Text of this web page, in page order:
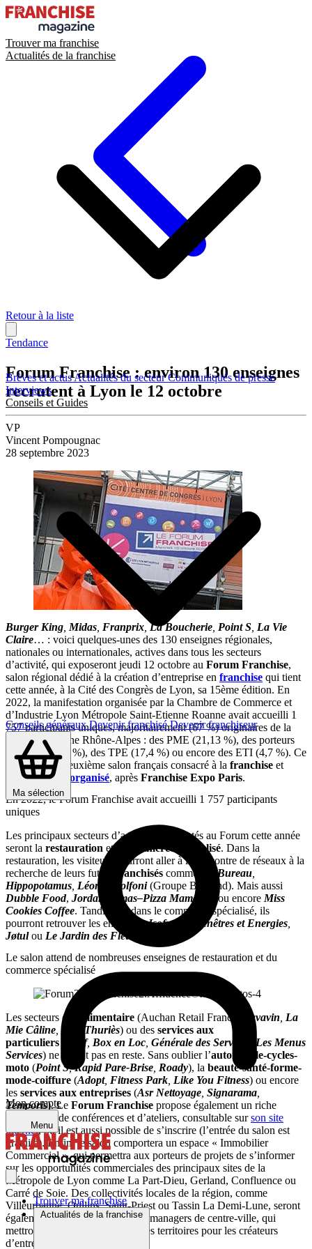
Trouver ma franchise
Actualités de la franchise
Brèves et actusActualités du secteurCommuniqués de presse
Interviews
Conseils et Guides
Conseils générauxDevenir franchiséDevenir franchiseur
Ma sélection
Mon compte
Menu
Trouver ma franchise
Actualités de la franchise
Retour à la liste
Tendance
Forum Franchise : environ 130 enseignes
recrutent à Lyon le 12 octobre
VP
Vincent Pompougnac
28 septembre 2023
Burger King Midas Franprix La Boucherie Point S La Vie
Claire… : voici quelques-unes des 130 enseignes régionales,
nationales ou internationales, actives dans tous les secteurs
d’activité, qui exposeront jeudi 12 octobre au Forum Franchise,
salon régional dédié à la création d’entreprise en franchise qui tient
cette année, à la Cité des Congrès de Lyon, sa 15ème édition. En
2022, la manifestation organisée par la Chambre de Commerce et
d’Industrie Lyon Métropole Saint-Etienne Roanne avait accueilli 1
757 participants uniques, majoritairement (67 %) originaires de la
région Auvergne Rhône-Alpes : des PME (21,13 %), des porteurs
de projet (17,3 %), des TPE (17,4 %) ou encore des ETI (4,7 %). Ce
qui en fait le deuxième salon français consacré à la franchise et
commerce organisé, après Franchise Expo Paris.
En 2022, le Forum Franchise avait accueilli 1 757 participants
uniques
Les principaux secteurs d’activité représentés au Forum cette année
seront la restauration et le commerce spécialisé. Dans la
restauration, les visiteurs pourront aller à la rencontre de réseaux à la
recherche de leurs futurs
franchisés comme Au Bureau
Hippopotamus Léon Volfoni(Groupe Bertrand). Mais aussi
Dubble Food, Jordan Tomas–Pizza Mamamia ou encore Miss
Cookies Coffee. Tandis que dans le commerce spécialisé, ils
pourront retrouver les enseignesIsofrance Fenêtres et Energies
Jøtul ou Le Jardin des Fleurs
Le salon attend de nombreuses enseignes de restauration et du
commerce spécialisé
Les secteurs de l’alimentaire (Auchan Retail France, Cavavin La
Mie Câline Yves Thuriès) ou des services aux
particuliers
Apef, Box en Loc Générale des Services
Les Menus
Services) ne seront pas en reste. Sans oublier l’automobile-cycles-
moto (Point S,Rapid Pare-Brise Roady), la beauté-santé-forme-
mode-coiffure (Adopt, Fitness Park Like You Fitness) ou encore
les services aux entreprises (Asr Nettoyage Signarama
Temporis). Le Forum Franchise propose également un riche
programme de conférences et d’ateliers, consultable surson site
internet, où il est aussi possible de s’inscrire (l’entrée du salon est
gratuite). Enfin, le salon comportera un espace « Immobilier
Commercial », qui permettra aux porteurs de projets de s’informer
sur les opportunités commerciales des principaux sites de la
Métropole de Lyon comme La Part-Dieu, Gerland, Confluence ou
Carré de Soie. Des collectivités locales de la région, comme
Villeurbanne, Oullins, Saint-Priest ou Tassin La Demi-Lune, seront
également représentées par leurs managers de centre-ville, qui
mettront en avant les atouts de ces territoires pour les créateurs
d’entreprise.